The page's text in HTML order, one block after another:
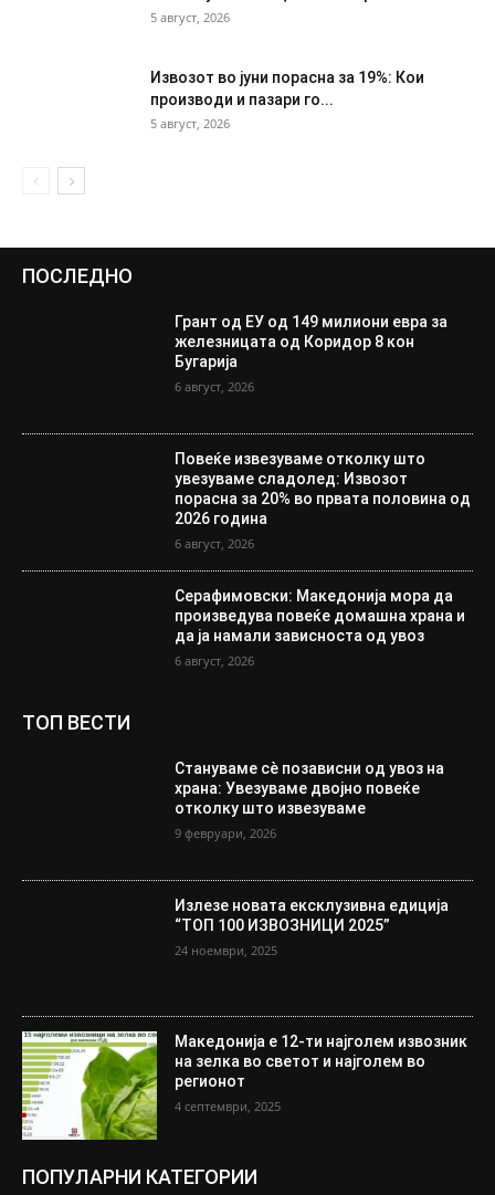
5 август, 2026
Извозот во јуни порасна за 19%: Кои
производи и пазари го...
5 август, 2026
ПОСЛЕДНО
Грант од ЕУ од 149 милиони евра за
железницата од Коридор 8 кон
Бугарија
6 август, 2026
Повеќе извезуваме отколку што
увезуваме сладолед: Извозот
порасна за 20% во првата половина од
2026 година
6 август, 2026
Серафимовски: Македонија мора да
произведува повеќе домашна храна и
да ја намали зависноста од увоз
6 август, 2026
ТОП ВЕСТИ
Стануваме сè позависни од увоз на
храна: Увезуваме двојно повеќе
отколку што извезуваме
9 февруари, 2026
Излезе новата ексклузивна едиција
“ТОП 100 ИЗВОЗНИЦИ 2025”
24 ноември, 2025
Македонија е 12-ти најголем извозник
на зелка во светот и најголем во
регионот
4 септември, 2025
ПОПУЛАРНИ КАТЕГОРИИ